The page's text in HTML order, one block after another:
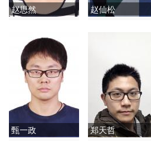
赵思然 赵仙松
甄一政 郑天哲